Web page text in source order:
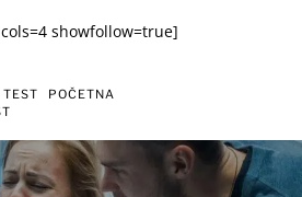
showfollow=true]
TEST
POČETNA